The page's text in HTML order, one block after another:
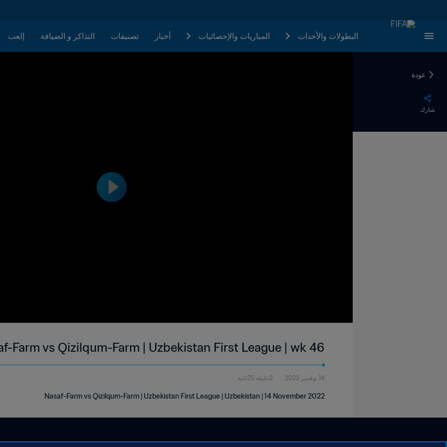
البطولات والأحدات المباريات والإحصائيات أخبار تصنيفات التذاكر و الضيافة إلعب
عودة
شارك
Farm vs Qizilqum-Farm | Uzbekistan First League | wk 46
14 نوفمبر 2022 2دقيقة 25ثانية
Nasaf-Farm vs Qizilqum-Farm | Uzbekistan First League | Uzbekistan | 14 November 2022